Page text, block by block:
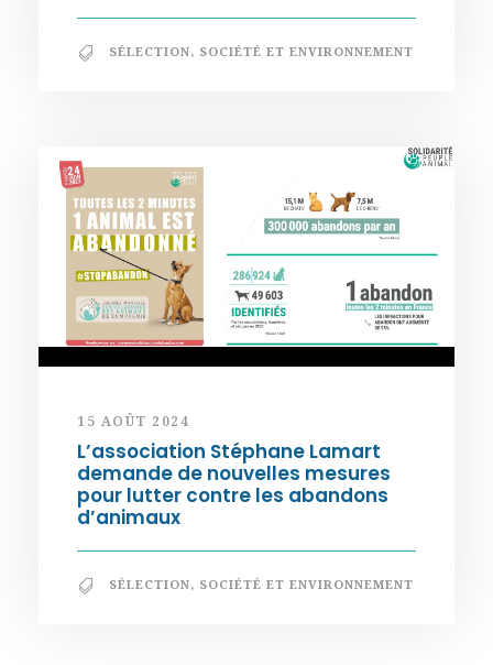
SÉLECTION, SOCIÉTÉ ET ENVIRONNEMENT
15 AOÛT 2024
L’association Stéphane Lamart
demande de nouvelles mesures
pour lutter contre les abandons
d’animaux
SÉLECTION, SOCIÉTÉ ET ENVIRONNEMENT